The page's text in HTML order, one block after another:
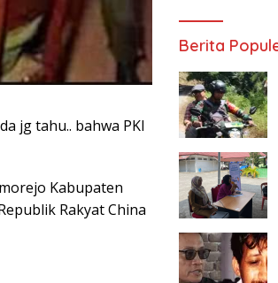
jg tahu.. bahwa PKI
Kabupaten
Rakyat China
Berita